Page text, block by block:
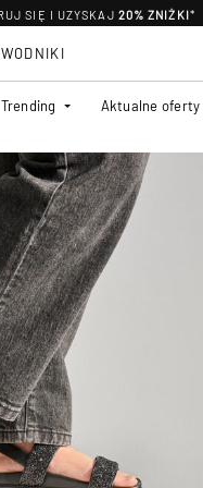
SIĘ I UZYSKAJ 20% ZNIŻKI*
Trending Aktualne oferty